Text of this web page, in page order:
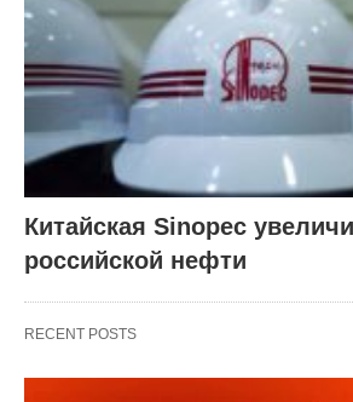
Китайская Sinopec
российской нефти
RECENT POSTS